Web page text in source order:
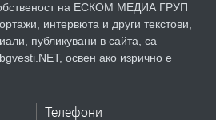
преди 2 години
В МАРОНЯ
на ЕСКОМ МЕДИА ГРУП
интервюта и други текстови,
публикувани в сайта, са
освен ако изрично е
Телефони